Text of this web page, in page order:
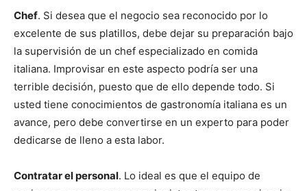
Chef. Si desea que el negocio sea reconocido por lo
excelente de sus platillos, debe dejar su preparación bajo
la supervisión de un chef especializado en comida
italiana. Improvisar en este aspecto podría ser una
terrible decisión, puesto que de ello depende todo. Si
usted tiene conocimientos de gastronomía italiana es un
avance, pero debe convertirse en un experto para poder
dedicarse de lleno a esta labor.
Contratar el personal. Lo ideal es que el equipo de